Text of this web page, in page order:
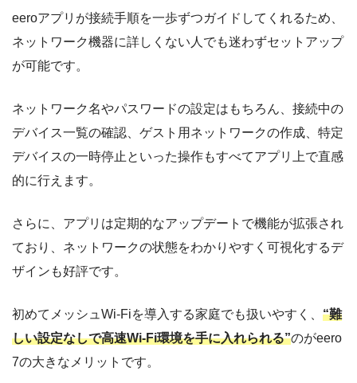
eeroアプリが接続手順を一歩ずつガイドしてくれるため、
ネットワーク機器に詳しくない人でも迷わずセットアップ
が可能です。
ネットワーク名やパスワードの設定はもちろん、接続中の
デバイス一覧の確認、ゲスト用ネットワークの作成、特定
デバイスの一時停止といった操作もすべてアプリ上で直感
的に行えます。
さらに、アプリは定期的なアップデートで機能が拡張され
ており、ネットワークの状態をわかりやすく可視化するデ
ザインも好評です。
初めてメッシュWi-Fiを導入する家庭でも扱いやすく、 “難
しい設定なしで高速Wi-Fi環境を手に入れられる”のがeero
7の大きなメリットです。